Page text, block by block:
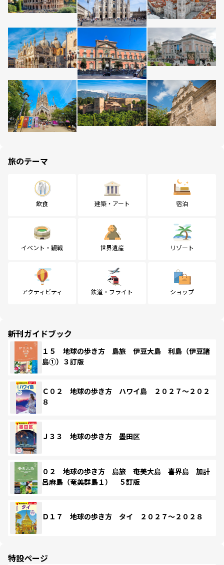
旅のテーマ
飲食 建築・アート 宿泊
イベント・観戦 世界遺産 リゾート
アクティビティ 鉄道・フライト ショップ
新刊ガイドブック
１５ 地球の歩き方 島旅 伊豆大島 利島（伊豆諸
島①）３訂版
Ｃ０２ 地球の歩き方 ハワイ島 ２０２７～２０２
８
Ｊ３３ 地球の歩き方 墨田区
０２ 地球の歩き方 島旅 奄美大島 喜界島 加計
呂麻島（奄美群島１） ５訂版
Ｄ１７ 地球の歩き方 タイ ２０２７～２０２８
特設ページ